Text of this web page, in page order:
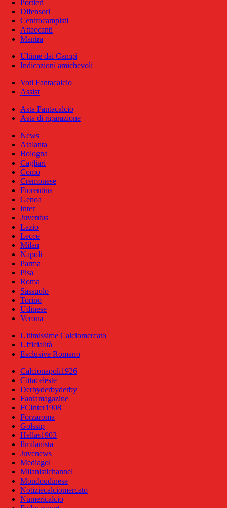
Portieri
Difensori
Centrocampisti
Attaccanti
Mantra
Ultime dai Campi
Indicazioni amichevoli
Voti Fantacalcio
Assist
Asta Fantacalcio
Asta di riparazione
News
Atalanta
Bologna
Cagliari
Como
Cremonese
Fiorentina
Genoa
Inter
Juventus
Lazio
Lecce
Milan
Napoli
Parma
Pisa
Roma
Sassuolo
Torino
Udinese
Verona
Ultimissime Calciomercato
Ufficialità
Esclusive Romano
Calcionapoli1926
Cittaceleste
Derbyderbyderby
Fantamagazine
FCInter1908
Forzaroma
Golssip
Hellas1903
Ilmilanista
Juvenews
Mediagol
Milanistichannel
Mondoudinese
Notiziecalciomercato
Numericalcio